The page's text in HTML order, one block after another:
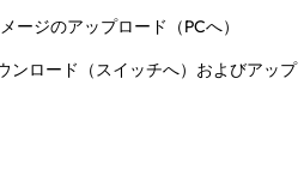
ージのアップロード（PCへ）
ンロード（スイッチへ）およびアップ